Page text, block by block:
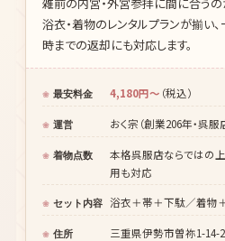
浴衣・着物のレンタルプランが揃い
時までの返却にも対応します。
最安料金 4,180円〜 （税込）
運営 おく宗（創業206年・呉服
着物点数
本格呉服店ならではの
用も対応
セット内容 浴衣＋帯＋下駄／着物
住所 三重県伊勢市曽祢1-14-